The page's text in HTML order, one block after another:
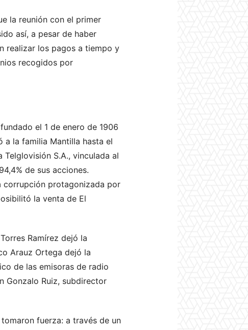
la reunión con el primer
así, a pesar de haber
realizar los pagos a tiempo y
recogidos por
el 1 de enero de 1906​
a la familia Mantilla hasta el
S.A., vinculada al
de sus acciones.
corrupción protagonizada por
la venta de El
Ramírez dejó la
Arauz Ortega dejó la
de las emisoras de radio
Gonzalo Ruiz, subdirector
fuerza: a través de un